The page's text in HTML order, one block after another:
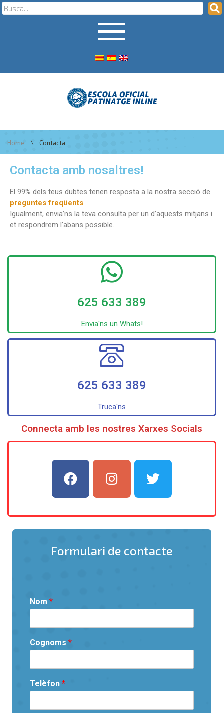
Home \ Contacta
Contacta amb nosaltres!
El 99% dels teus dubtes tenen resposta a la nostra secció de
preguntes freqüents.
Igualment, envia’ns la teva consulta per un d’aquests mitjans i
et respondrem l’abans possible.
625 633 389
Envia'ns un Whats!
625 633 389
Truca'ns
Connecta amb les nostres Xarxes Socials
Formulari de contacte
Nom *
Cognoms *
Telèfon *